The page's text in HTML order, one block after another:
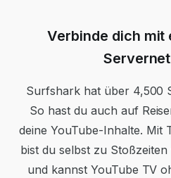
Verbinde dich mit
Surfshark hat über 4,500
So hast du auch auf
deine YouTube-Inhalte. Mit
bist du selbst zu
und kannst YouTube TV